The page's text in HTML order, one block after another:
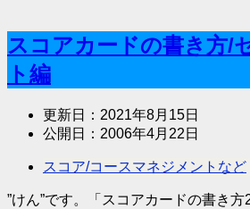
スコアカードの書き方/
ト編
更新日： 2021年8月15日
公開日： 2006年4月22日
スコア/コースマネジメントなど
”けん”です。「スコアカードの書き